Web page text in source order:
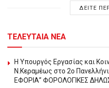
ΔΕΙΤΕ
ΤΕΛΕΥΤΑΙΑ ΝΕΑ
Η Υπουργός Εργασίας και
Ν.Κεραμέως στο 2o
ΕΦΟΡΙΑ” ΦΟΡΟΛΟΓΙΚΕΣ